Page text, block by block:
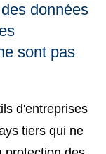
données
sont pas
d'entreprises
tiers qui ne